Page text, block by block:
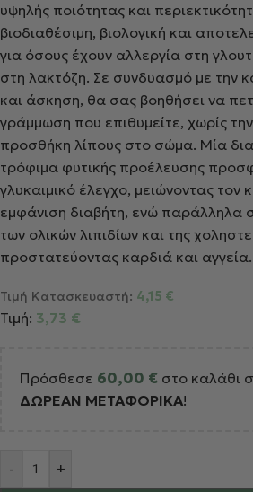
υψηλής ποιότητας και
βιοδιαθέσιμη, βιολογική και
για όσους έχουν αλλεργία στη
στη λακτόζη. Σε συνδυασμό με την
και άσκηση, θα σας βοηθήσει να
γράμμωση που επιθυμείτε, χωρίς
προσθήκη λίπους στο σώμα. Μία
τρόφιμα φυτικής προέλευσης
γλυκαιμικό έλεγχο, μειώνοντας τον
εμφάνιση διαβήτη, ενώ παράλληλα
των ολικών λιπιδίων και της
προστατεύοντας καρδιά και αγγεία.
Τιμή Κατασκευαστή: 4,15 €
Τιμή: 3,73 €
Πρόσθεσε 60,00 € στο καλάθι
ΔΩΡΕΑΝ ΜΕΤΑΦΟΡΙΚΑ!
- +
Alternative: